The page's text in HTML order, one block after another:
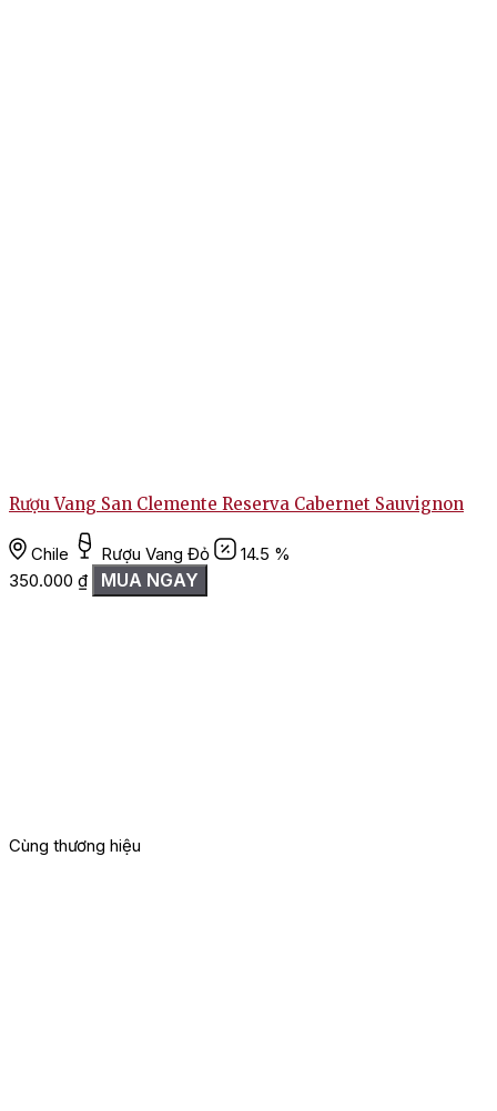
Rượu Vang San Clemente Reserva Cabernet Sauvignon
Chile Rượu Vang Đỏ
14.5 %
350.000 ₫ MUA NGAY
Cùng thương hiệu